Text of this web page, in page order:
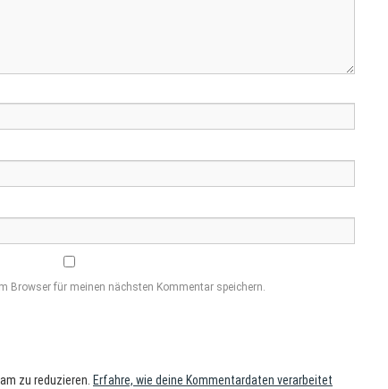
Browser für meinen nächsten Kommentar speichern.
zu reduzieren. Erfahre, wie deine Kommentardaten verarbeitet